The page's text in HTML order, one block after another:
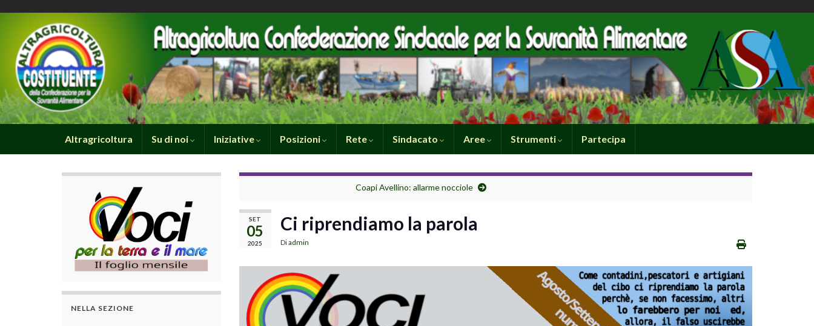
Altragricoltura Su di noi Iniziative Posizioni Rete Sindacato Aree Strumenti Partecipa
Coapi Avellino: allarme nocciole
SET
05
2025
Ci riprendiamo la parola
Diadmin
NELLA SEZIONE